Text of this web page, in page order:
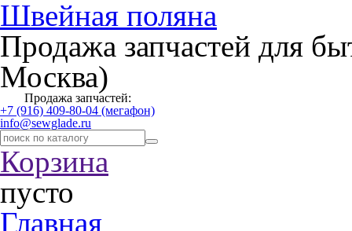
Швейная поляна
Продажа запчастей для
Москва)
Продажа запчастей:
+7 (916) 409-80-04 (мегафон)
info@sewglade.ru
Корзина
пусто
Главная